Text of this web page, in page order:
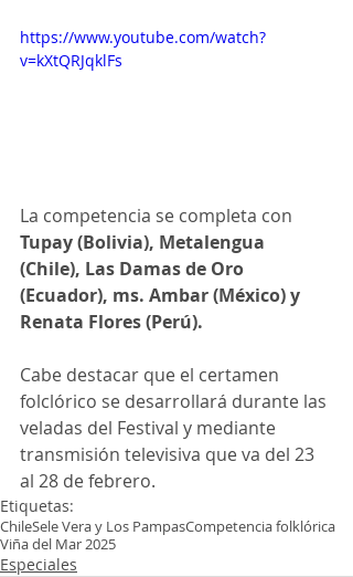
https://www.youtube.com/watch?
v=kXtQRJqklFs
La competencia se completa con
Tupay (Bolivia), Metalengua
(Chile), Las Damas de Oro
(Ecuador), ms. Ambar (México) y
Renata Flores (Perú).
Cabe destacar que el certamen
folclórico se desarrollará durante las
veladas del Festival y mediante
transmisión televisiva que va del 23
al 28 de febrero.
Etiquetas:
ChileSele Vera y Los PampasCompetencia folklórica
Viña del Mar 2025
Especiales